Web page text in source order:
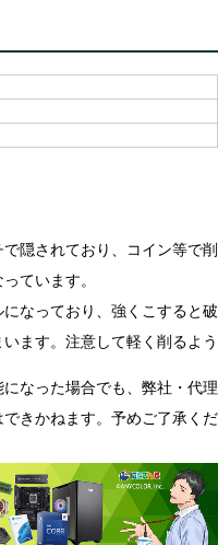
隠されており、コイン等で削
ています。
なっており、強くこすると破
ます。注意して軽く削るよう
なった場合でも、弊社・代理
きかねます。予めご了承くだ